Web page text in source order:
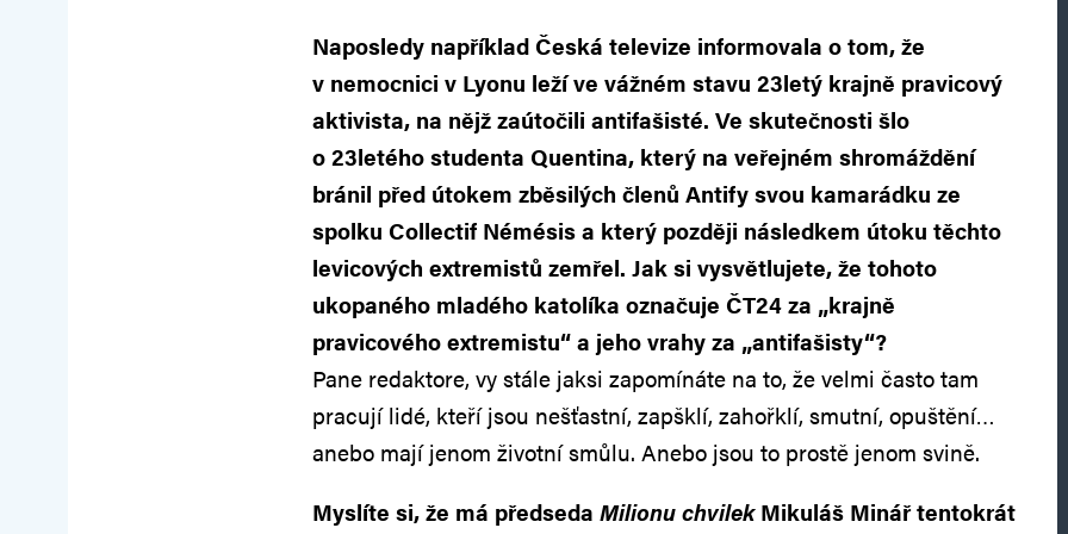
Naposledy například Česká televize informovala o tom, že
v nemocnici v Lyonu leží ve vážném stavu 23letý krajně pravicový
aktivista, na nějž zaútočili antifašisté. Ve skutečnosti šlo
o 23letého studenta Quentina, který na veřejném shromáždění
bránil před útokem zběsilých členů Antify svou kamarádku ze
spolku Collectif Némésis a který později následkem útoku těchto
levicových extremistů zemřel. Jak si vysvětlujete, že tohoto
ukopaného mladého katolíka označuje ČT24 za „krajně
pravicového extremistu“ a jeho vrahy za „antifašisty“?
Pane redaktore, vy stále jaksi zapomínáte na to, že velmi často tam
pracují lidé, kteří jsou nešťastní, zapšklí, zahořklí, smutní, opuštění…
anebo mají jenom životní smůlu. Anebo jsou to prostě jenom svině.
Myslíte si, že má předseda Milionu chvilekMikuláš Minář tentokrát